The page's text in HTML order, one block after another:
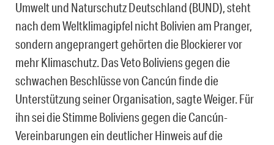
Umwelt und Naturschutz Deutschland (BUND), steht
nach dem Weltklimagipfel nicht Bolivien am Pranger,
sondern angeprangert gehörten die Blockierer vor
mehr Klimaschutz. Das Veto Boliviens gegen die
schwachen Beschlüsse von Cancún finde die
Unterstützung seiner Organisation, sagte Weiger. Für
ihn sei die Stimme Boliviens gegen die Cancún-
Vereinbarungen ein deutlicher Hinweis auf die